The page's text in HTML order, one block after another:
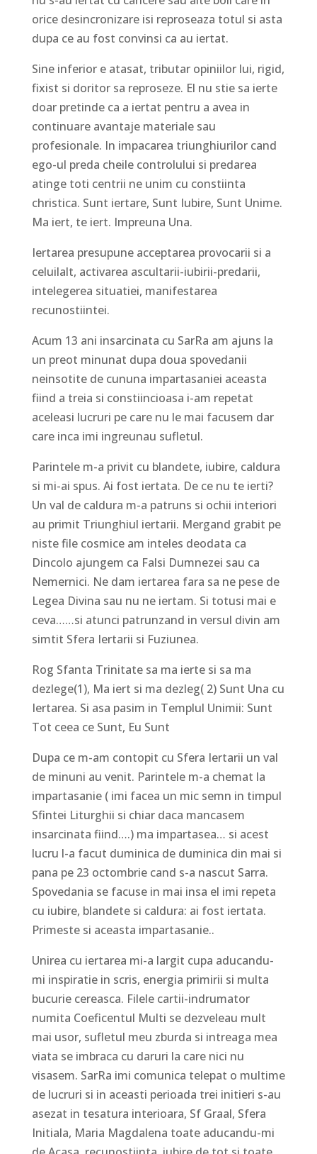
orice desincronizare isi reproseaza totul si asta
dupa ce au fost convinsi ca au iertat.
Sine inferior e atasat, tributar opiniilor lui, rigid,
fixist si doritor sa reproseze. El nu stie sa ierte
doar pretinde ca a iertat pentru a avea in
continuare avantaje materiale sau
profesionale. In impacarea triunghiurilor cand
ego-ul preda cheile controlului si predarea
atinge toti centrii ne unim cu constiinta
christica. Sunt iertare, Sunt Iubire, Sunt Unime.
Ma iert, te iert. Impreuna Una.
Iertarea presupune acceptarea provocarii si a
celuilalt, activarea ascultarii-iubirii-predarii,
intelegerea situatiei, manifestarea
recunostiintei.
Acum 13 ani insarcinata cu SarRa am ajuns la
un preot minunat dupa doua spovedanii
neinsotite de cununa impartasaniei aceasta
fiind a treia si constiincioasa i-am repetat
aceleasi lucruri pe care nu le mai facusem dar
care inca imi ingreunau sufletul.
Parintele m-a privit cu blandete, iubire, caldura
si mi-ai spus. Ai fost iertata. De ce nu te ierti?
Un val de caldura m-a patruns si ochii interiori
au primit Triunghiul iertarii. Mergand grabit pe
niste file cosmice am inteles deodata ca
Dincolo ajungem ca Falsi Dumnezei sau ca
Nemernici. Ne dam iertarea fara sa ne pese de
Legea Divina sau nu ne iertam. Si totusi mai e
ceva……si atunci patrunzand in versul divin am
simtit Sfera Iertarii si Fuziunea.
Rog Sfanta Trinitate sa ma ierte si sa ma
dezlege(1), Ma iert si ma dezleg( 2) Sunt Una cu
Iertarea. Si asa pasim in Templul Unimii: Sunt
Tot ceea ce Sunt, Eu Sunt
Dupa ce m-am contopit cu Sfera Iertarii un val
de minuni au venit. Parintele m-a chemat la
impartasanie ( imi facea un mic semn in timpul
Sfintei Liturghii si chiar daca mancasem
insarcinata fiind….) ma impartasea… si acest
lucru l-a facut duminica de duminica din mai si
pana pe 23 octombrie cand s-a nascut Sarra.
Spovedania se facuse in mai insa el imi repeta
cu iubire, blandete si caldura: ai fost iertata.
Primeste si aceasta impartasanie..
Unirea cu iertarea mi-a largit cupa aducandu-
mi inspiratie in scris, energia primirii si multa
bucurie cereasca. Filele cartii-indrumator
numita Coeficentul Multi se dezveleau mult
mai usor, sufletul meu zburda si intreaga mea
viata se imbraca cu daruri la care nici nu
visasem. SarRa imi comunica telepat o multime
de lucruri si in aceasti perioada trei initieri s-au
asezat in tesatura interioara, Sf Graal, Sfera
Initiala, Maria Magdalena toate aducandu-mi